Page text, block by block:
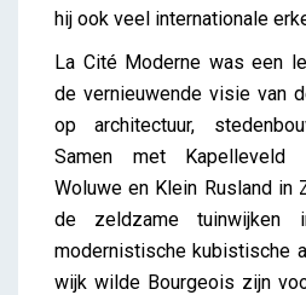
hij ook veel internationale
La Cité Moderne was een
de vernieuwende visie van
op architectuur,
Samen met Kapelleveld
Woluwe en Klein Rusland in
de zeldzame
modernistische kubistische
wijk wilde Bourgeois zijn